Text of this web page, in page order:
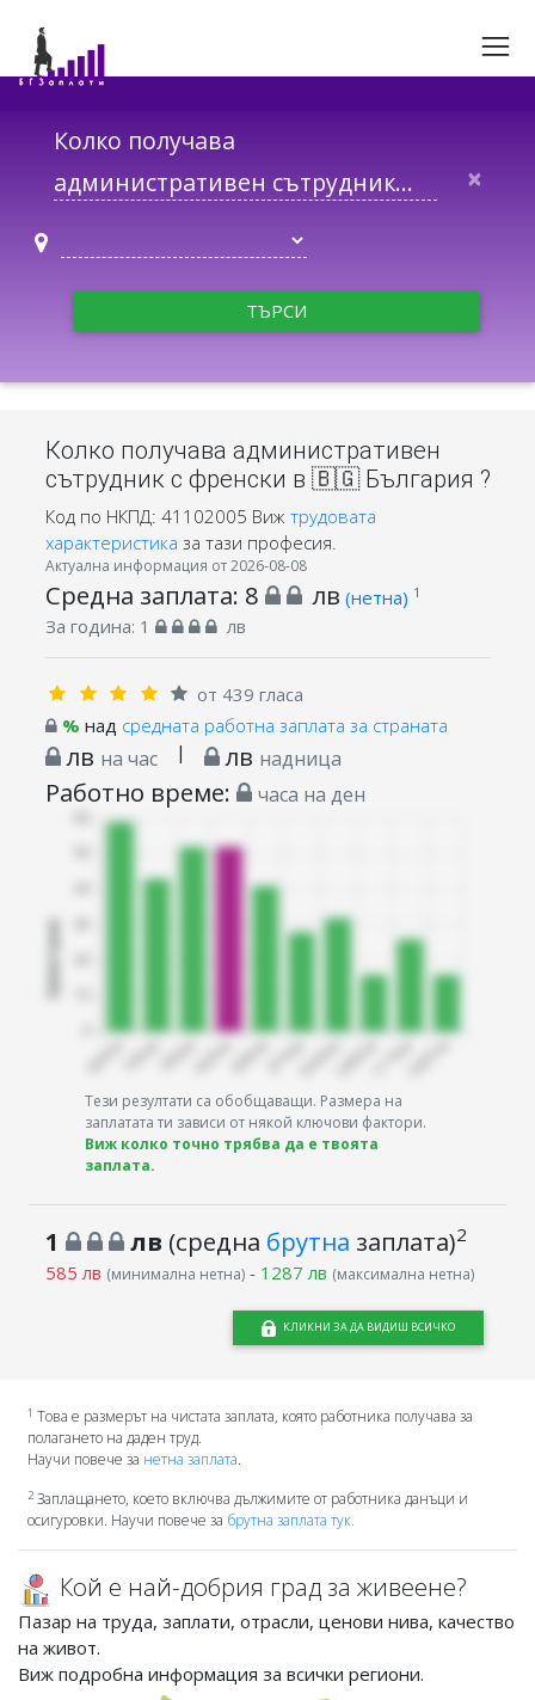
Колко получава
×
ТЪРСИ
Колко получава административен
сътрудник с френски в 🇧🇬 България ?
Код по НКПД: 41102005 Виж трудовата
характеристика за тази професия.
Актуална информация от 2026-08-08
Средна заплата: 8 лв (нетна) 1
За година: 1 лв
от 439 гласа
% над средната работна заплата за страната
лв на час | лв надница
Работно време: часа на ден
Тези резултати са обобщаващи. Размера на
заплатата ти зависи от някой ключови фактори.
Виж колко точно трябва да е твоята
заплата.
1 лв (средна брутна заплата)2
585 лв (минимална нетна)- 1287 лв (максимална нетна)
КЛИКНИ ЗА ДА ВИДИШ ВСИЧКО
1 Това е размерът на чистата заплата, която работника получава за
полагането на даден труд.
Научи повече за нетна заплата.
2Заплащането, което включва дължимите от работника данъци и
осигуровки. Научи повече за брутна заплата тук.
Кой е най-добрия град за живеене?
Пазар на труда, заплати, отрасли, ценови нива, качество
на живот.
Виж подробна информация за всички региони.